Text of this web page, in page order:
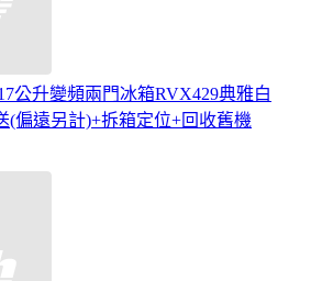
公升變頻兩門冰箱RVX429典雅白
(偏遠另計)+拆箱定位+回收舊機